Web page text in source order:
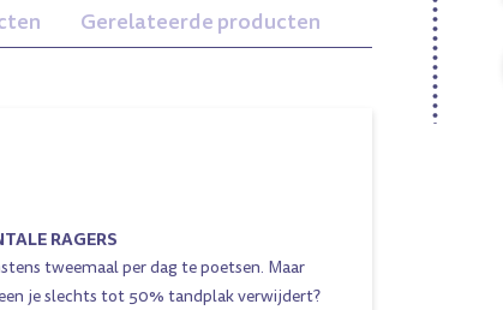
Gerelateerde producten
RAGERS
tweemaal per dag te poetsen. Maar
je slechts tot 50% tandplak verwijdert?